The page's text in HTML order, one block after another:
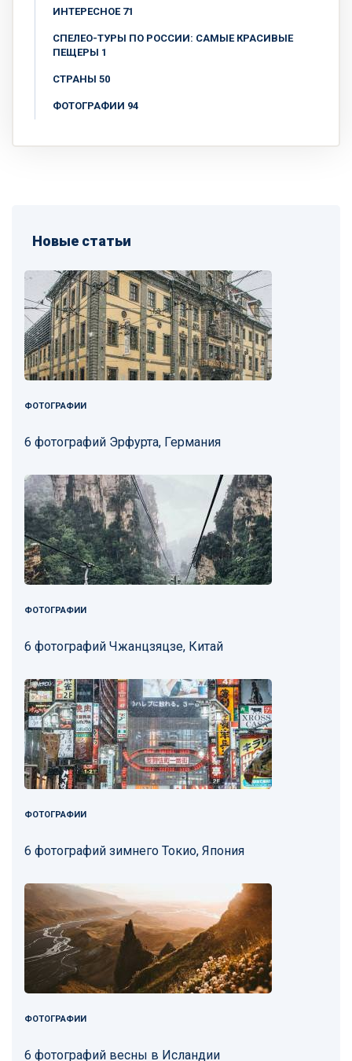
ИНТЕРЕСНОЕ 71
СПЕЛЕО-ТУРЫ ПО РОССИИ: САМЫЕ КРАСИВЫЕ
ПЕЩЕРЫ 1
СТРАНЫ 50
ФОТОГРАФИИ 94
Новые статьи
ФОТОГРАФИИ
6 фотографий Эрфурта, Германия
ФОТОГРАФИИ
6 фотографий Чжанцзяцзе, Китай
ФОТОГРАФИИ
6 фотографий зимнего Токио, Япония
ФОТОГРАФИИ
6 фотографий весны в Исландии